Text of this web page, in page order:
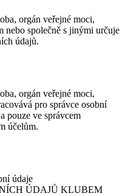
orgán veřejné moci,
nebo společně s jinými určuje
údajů.
orgán veřejné moci,
pro správce osobní
pouze ve správcem
účelům.
údaje
ÚDAJŮ KLUBEM